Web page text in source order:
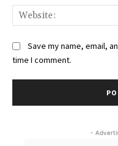
Save my name, email,
time I comment.
-